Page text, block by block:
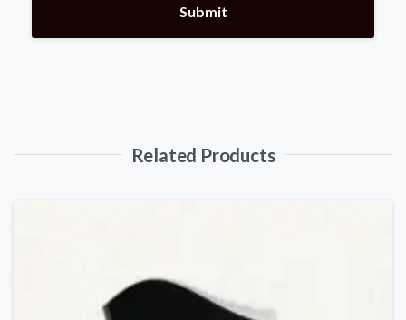
Related Products